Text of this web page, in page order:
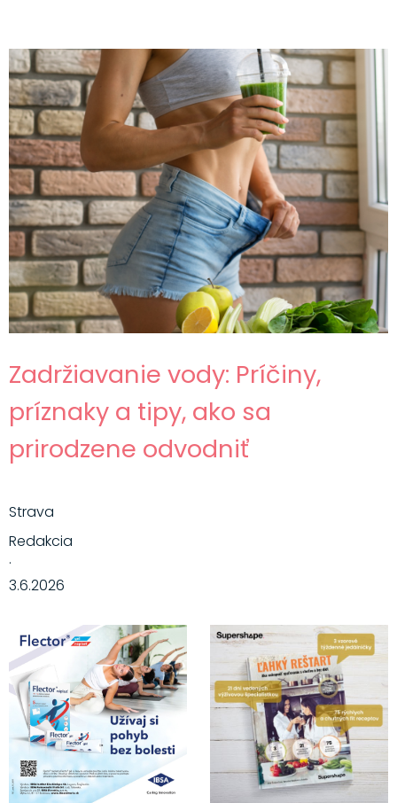
Zadržiavanie vody: Príčiny,
príznaky a tipy, ako sa
prirodzene odvodniť
Strava
Redakcia
·
3.6.2026